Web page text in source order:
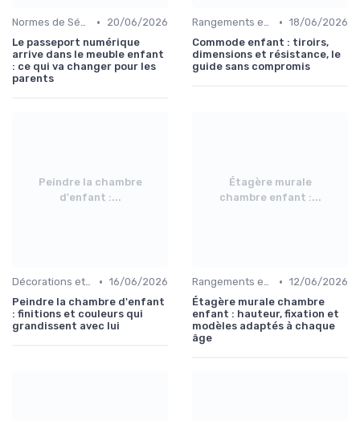
Normes de Sécurité pour Meubles Enfants •
20/06/2026
Le passeport numérique
arrive dans le meuble enfant
: ce qui va changer pour les
parents
Rangements et Étagères • 18/06/2026
Commode enfant : tiroirs,
dimensions et résistance, le
guide sans compromis
Peindre la chambre
d'enfant :...
Décorations et Accessoires de Chambre • 16/06/2026
Peindre la chambre d'enfant
: finitions et couleurs qui
grandissent avec lui
Étagère murale
chambre enfant :...
Rangements et Étagères • 12/06/2026
Étagère murale chambre
enfant : hauteur, fixation et
modèles adaptés à chaque
âge